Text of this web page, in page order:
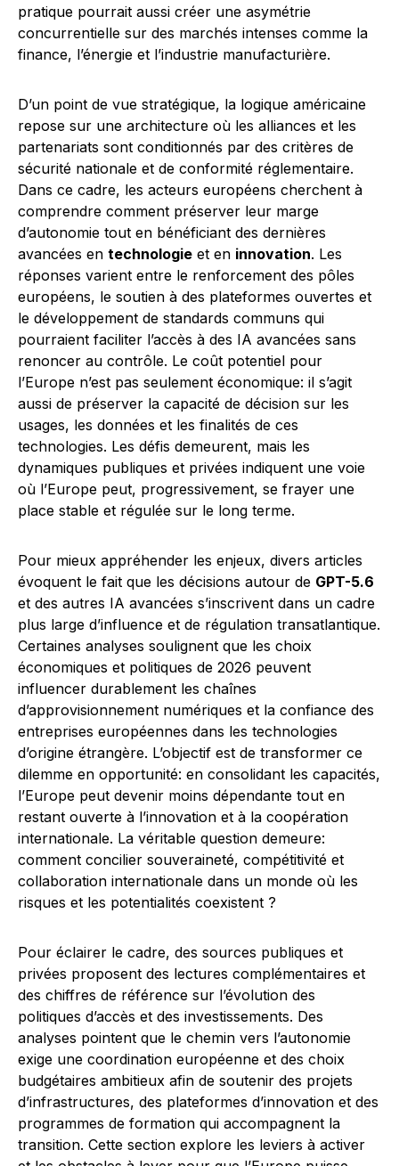
pratique pourrait aussi créer une asymétrie
concurrentielle sur des marchés intenses comme la
finance, l’énergie et l’industrie manufacturière.
D’un point de vue stratégique, la logique américaine
repose sur une architecture où les alliances et les
partenariats sont conditionnés par des critères de
sécurité nationale et de conformité réglementaire.
Dans ce cadre, les acteurs européens cherchent à
comprendre comment préserver leur marge
d’autonomie tout en bénéficiant des dernières
avancées en technologie et en innovation. Les
réponses varient entre le renforcement des pôles
européens, le soutien à des plateformes ouvertes et
le développement de standards communs qui
pourraient faciliter l’accès à des IA avancées sans
renoncer au contrôle. Le coût potentiel pour
l’Europe n’est pas seulement économique: il s’agit
aussi de préserver la capacité de décision sur les
usages, les données et les finalités de ces
technologies. Les défis demeurent, mais les
dynamiques publiques et privées indiquent une voie
où l’Europe peut, progressivement, se frayer une
place stable et régulée sur le long terme.
Pour mieux appréhender les enjeux, divers articles
évoquent le fait que les décisions autour de GPT-5.6
et des autres IA avancées s’inscrivent dans un cadre
plus large d’influence et de régulation transatlantique.
Certaines analyses soulignent que les choix
économiques et politiques de 2026 peuvent
influencer durablement les chaînes
d’approvisionnement numériques et la confiance des
entreprises européennes dans les technologies
d’origine étrangère. L’objectif est de transformer ce
dilemme en opportunité: en consolidant les capacités,
l’Europe peut devenir moins dépendante tout en
restant ouverte à l’innovation et à la coopération
internationale. La véritable question demeure:
comment concilier souveraineté, compétitivité et
collaboration internationale dans un monde où les
risques et les potentialités coexistent ?
Pour éclairer le cadre, des sources publiques et
privées proposent des lectures complémentaires et
des chiffres de référence sur l’évolution des
politiques d’accès et des investissements. Des
analyses pointent que le chemin vers l’autonomie
exige une coordination européenne et des choix
budgétaires ambitieux afin de soutenir des projets
d’infrastructures, des plateformes d’innovation et des
programmes de formation qui accompagnent la
transition. Cette section explore les leviers à activer